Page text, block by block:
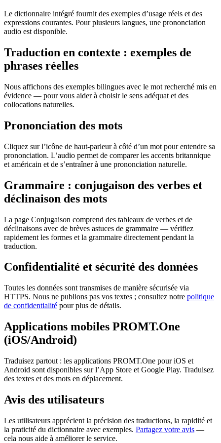
Le dictionnaire intégré fournit des exemples d’usage réels et des
expressions courantes. Pour plusieurs langues, une prononciation
audio est disponible.
Traduction en contexte : exemples de
phrases réelles
Nous affichons des exemples bilingues avec le mot recherché mis en
évidence — pour vous aider à choisir le sens adéquat et des
collocations naturelles.
Prononciation des mots
Cliquez sur l’icône de haut-parleur à côté d’un mot pour entendre sa
prononciation. L’audio permet de comparer les accents britannique
et américain et de s’entraîner à une prononciation naturelle.
Grammaire : conjugaison des verbes et
déclinaison des mots
La page Conjugaison comprend des tableaux de verbes et de
déclinaisons avec de brèves astuces de grammaire — vérifiez
rapidement les formes et la grammaire directement pendant la
traduction.
Confidentialité et sécurité des données
Toutes les données sont transmises de manière sécurisée via
HTTPS. Nous ne publions pas vos textes ; consultez notre politique
de confidentialité pour plus de détails.
Applications mobiles PROMT.One
(iOS/Android)
Traduisez partout : les applications PROMT.One pour iOS et
Android sont disponibles sur l’App Store et Google Play. Traduisez
des textes et des mots en déplacement.
Avis des utilisateurs
Les utilisateurs apprécient la précision des traductions, la rapidité et
la praticité du dictionnaire avec exemples. Partagez votre avis —
cela nous aide à améliorer le service.